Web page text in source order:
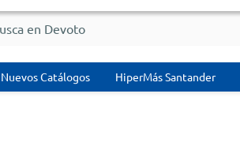
Nuevos Catálogos HiperMás Santander